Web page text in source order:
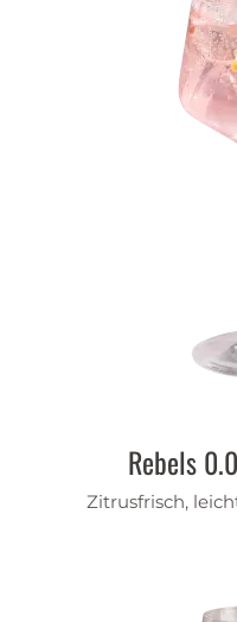
Rebels
Zitrusfrisch,